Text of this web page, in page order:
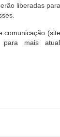
liberadas
comunicação
para mais